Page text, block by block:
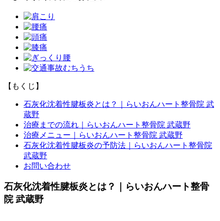
【もくじ】
石灰化沈着性腱板炎とは？｜らいおんハート整骨院 武
蔵野
治療までの流れ｜らいおんハート整骨院 武蔵野
治療メニュー｜らいおんハート整骨院 武蔵野
石灰化沈着性腱板炎の予防法｜らいおんハート整骨院
武蔵野
お問い合わせ
石灰化沈着性腱板炎とは？｜らいおんハート整骨
院 武蔵野